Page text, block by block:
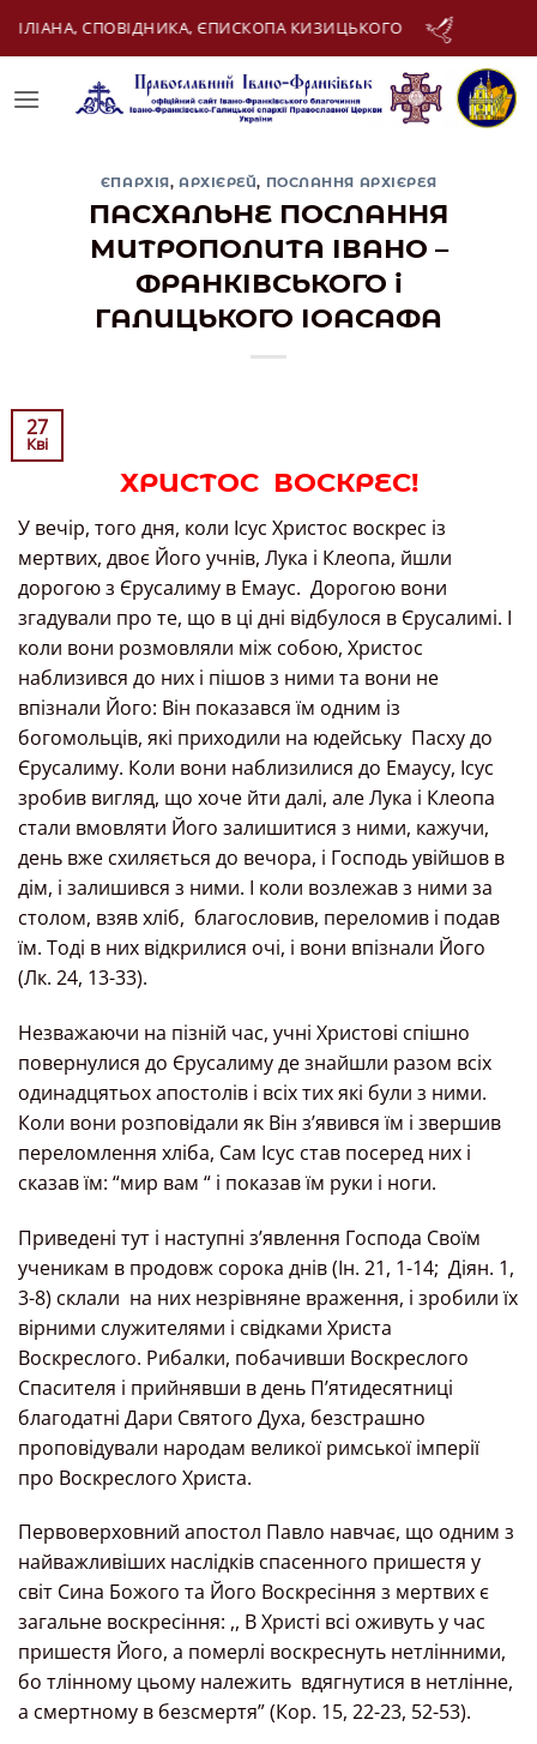
КИЗИЦЬКОГО 09 Серпня: АПОСТОЛА
ЄПАРХІЯ, АРХІЄРЕЙ, ПОСЛАННЯ АРХІЄРЕЯ
ПАСХАЛЬНЕ ПОСЛАННЯ
МИТРОПОЛИТА ІВАНО –
ФРАНКІВСЬКОГО і
ГАЛИЦЬКОГО ІОАСАФА
27
Кві
ХРИСТОС ВОСКРЕС!
У вечір, того дня, коли Ісус Христос воскрес із
мертвих, двоє Його учнів, Лука і Клеопа, йшли
дорогою з Єрусалиму в Емаус. Дорогою вони
згадували про те, що в ці дні відбулося в Єрусалимі. І
коли вони розмовляли між собою, Христос
наблизився до них і пішов з ними та вони не
впізнали Його: Він показався їм одним із
богомольців, які приходили на юдейську Пасху до
Єрусалиму. Коли вони наблизилися до Емаусу, Ісус
зробив вигляд, що хоче йти далі, але Лука і Клеопа
стали вмовляти Його залишитися з ними, кажучи,
день вже схиляється до вечора, і Господь увійшов в
дім, і залишився з ними. І коли возлежав з ними за
столом, взяв хліб, благословив, переломив і подав
їм. Тоді в них відкрилися очі, і вони впізнали Його
(Лк. 24, 13-33).
Незважаючи на пізній час, учні Христові спішно
повернулися до Єрусалиму де знайшли разом всіх
одинадцятьох апостолів і всіх тих які були з ними.
Коли вони розповідали як Він з’явився їм і звершив
переломлення хліба, Сам Ісус став посеред них і
сказав їм: “мир вам “ і показав їм руки і ноги.
Приведені тут і наступні з’явлення Господа Своїм
ученикам в продовж сорока днів (Ін. 21, 1-14; Діян. 1,
3-8) склали на них незрівняне враження, і зробили їх
вірними служителями і свідками Христа
Воскреслого. Рибалки, побачивши Воскреслого
Спасителя і прийнявши в день П’ятидесятниці
благодатні Дари Святого Духа, безстрашно
проповідували народам великої римської імперії
про Воскреслого Христа.
Первоверховний апостол Павло навчає, що одним з
найважливіших наслідків спасенного пришестя у
світ Сина Божого та Його Воскресіння з мертвих є
загальне воскресіння: ,, В Христі всі оживуть у час
пришестя Його, а померлі воскреснуть нетлінними,
бо тлінному цьому належить вдягнутися в нетлінне,
а смертному в безсмертя” (Кор. 15, 22-23, 52-53).